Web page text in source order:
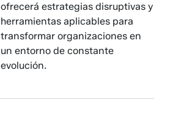
ofrecerá estrategias disruptivas y
herramientas aplicables para
transformar organizaciones en
un entorno de constante
evolución.